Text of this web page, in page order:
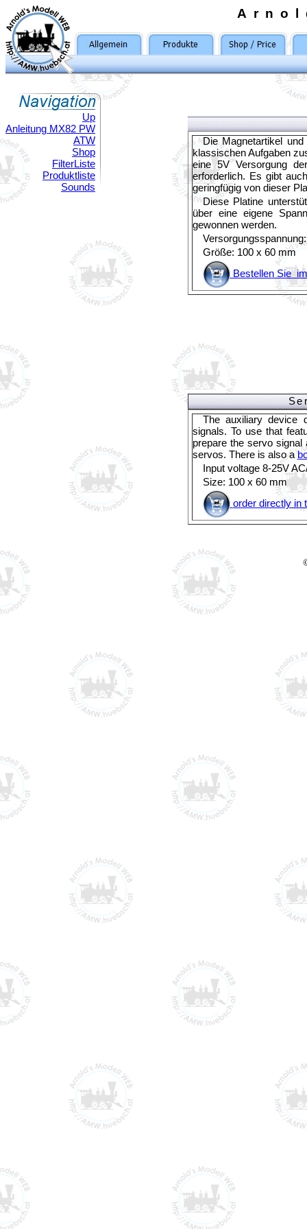
Up
Anleitung MX82 PW
ATW
Shop
FilterListe
Produktliste
Sounds
Die Magnetartikel
klassischen Aufgaben
eine 5V Versorgung
erforderlich. Es gibt
geringfügig von dieser
Diese Platine
über eine eigene
gewonnen werden.
Größe: 100 x 60 mm
Bestellen Sie
The auxiliary device
signals. To use that
prepare the servo
servos. There is also a
Input voltage 8-25V
Size: 100 x 60 mm
order directly in